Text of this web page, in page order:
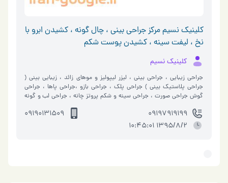
کلینیک نسیم مرکز جراحی بینی ، چال گونه ، کشیدن ابرو با
نخ ، لیفت سینه ، کشیدن پوست شکم
کلینیک نسیم
جراحی زیبایی ، جراحی بینی ، لیزر لیپولیز و موهای زائد ، زیبایی بینی (
جراحی پلاستیک بینی ) جراحی پلک ، جراحی بازو ،جراحی پاها ، جراحی
گوش جراحی صورت ، جراحی سینه و شکم پروتز چانه ، جراحی لب و گونه
09197919199
09190131509
1395/8/2 10:45:01